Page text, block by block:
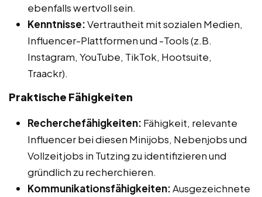
ebenfalls wertvoll sein.
Kenntnisse:Vertrautheit mit sozialen Medien,
Influencer-Plattformen und -Tools (z.B.
Instagram, YouTube, TikTok, Hootsuite,
Traackr).
Praktische Fähigkeiten
Recherchefähigkeiten: Fähigkeit, relevante
Influencer bei diesen Minijobs, Nebenjobs und
Vollzeitjobs in Tutzing zu identifizieren und
gründlich zu recherchieren.
Kommunikationsfähigkeiten:Ausgezeichnete